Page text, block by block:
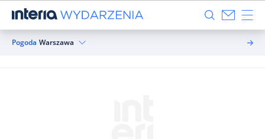
Pogoda Warszawa